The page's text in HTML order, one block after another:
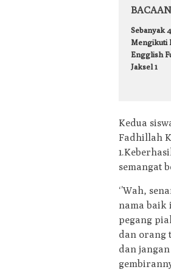
Sebanyak
Mengikuti
Engglish
Jaksel 1
Kedua
Fadhillah
semangat
‘’Wah,
nama baik
pegang
dan orang
dan